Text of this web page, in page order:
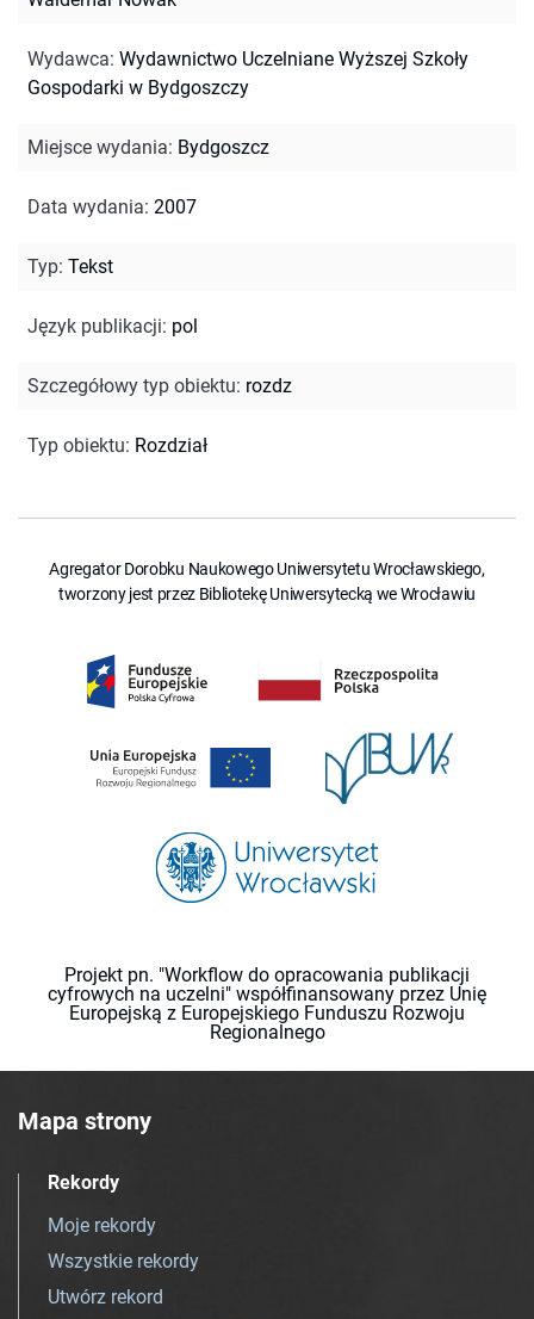
Wydawca: Wydawnictwo Uczelniane Wyższej Szkoły
Gospodarki w Bydgoszczy
Miejsce wydania: Bydgoszcz
Data wydania: 2007
Typ: Tekst
Język publikacji: pol
Szczegółowy typ obiektu: rozdz
Typ obiektu: Rozdział
Agregator Dorobku Naukowego Uniwersytetu Wrocławskiego,
tworzony jest przez Bibliotekę Uniwersytecką we Wrocławiu
Projekt pn. "Workflow do opracowania publikacji
cyfrowych na uczelni" współfinansowany przez Unię
Europejską z Europejskiego Funduszu Rozwoju
Regionalnego
Mapa strony
Rekordy
Moje rekordy
Wszystkie rekordy
Utwórz rekord